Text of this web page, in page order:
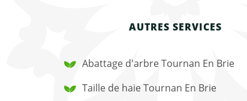
AUTRES SERVICES
Abattage d'arbre Tournan En Brie
Taille de haie Tournan En Brie